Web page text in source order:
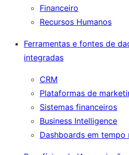
Financeiro
Recursos Humanos
Ferramentas e fontes de
integradas
CRM
Plataformas de
Sistemas financeiros
Business Intelligence
Dashboards em tempo